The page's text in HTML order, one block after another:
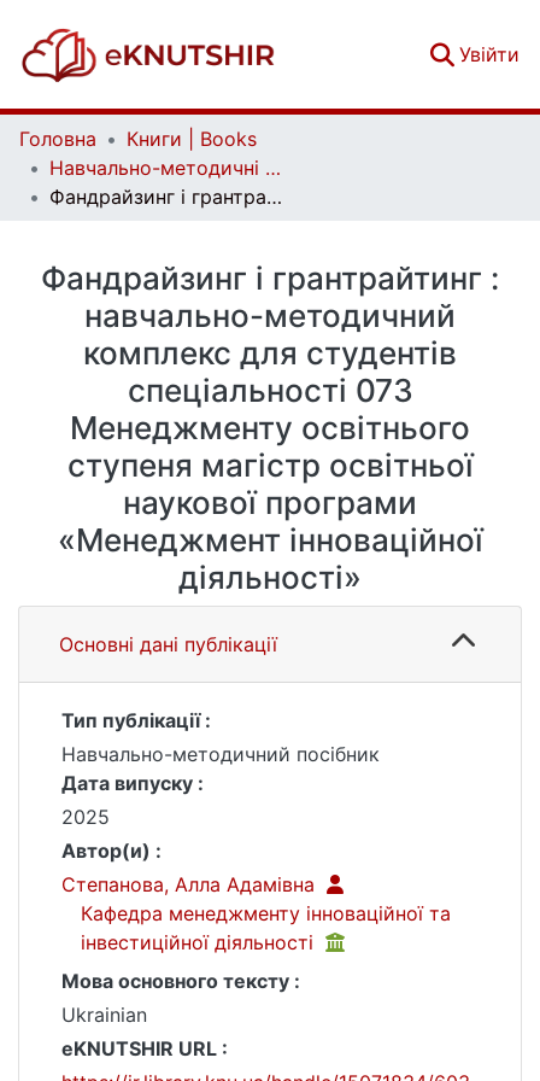
Увійти
Головна
Книги | Books
Навчально-методичні посібники | Educational and methodological complexes
Фандрайзинг і грантрайтинг : навчально-методичний комплекс для студентів спеціальності 073 Менеджменту освітнього ступеня магістр освітньої наукової програми «Менеджмент інноваційної діяльності»
Фандрайзинг і грантрайтинг :
навчально-методичний
комплекс для студентів
спеціальності 073
Менеджменту освітнього
ступеня магістр освітньої
наукової програми
«Менеджмент інноваційної
діяльності»
Основні дані публікації
Тип публікації :
Навчально-методичний посібник
Дата випуску :
2025
Автор(и) :
Степанова, Алла Адамівна
Кафедра менеджменту інноваційної та
інвестиційної діяльності
Мова основного тексту :
Ukrainian
eKNUTSHIR URL :